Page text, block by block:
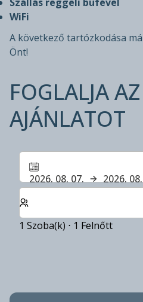
WiFi
A következő tartózkodása
Önt!
FOGLALJA AZ
AJÁNLATOT
2026. 08. 07.
2026.
Válassza ki a szobák és a
1 Szoba(k) ⋅ 1 Felnőtt